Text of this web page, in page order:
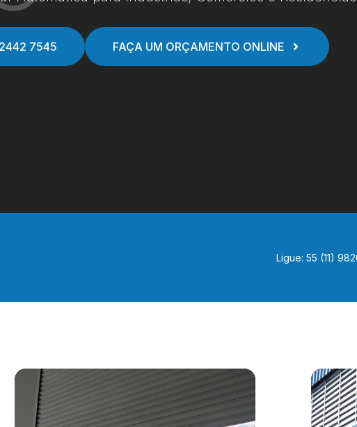
2442 7545 FAÇA UM ORÇAMENTO ONLINE
Ligue: 55 (11)